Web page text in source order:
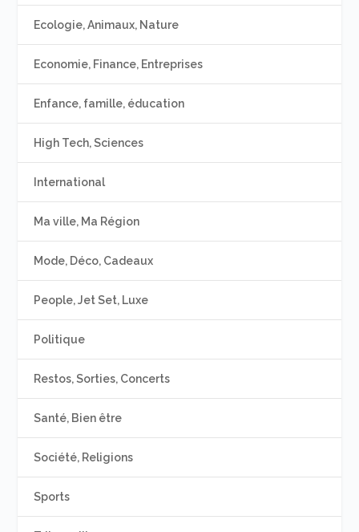
Ecologie, Animaux, Nature
Economie, Finance, Entreprises
Enfance, famille, éducation
High Tech, Sciences
International
Ma ville, Ma Région
Mode, Déco, Cadeaux
People, Jet Set, Luxe
Politique
Restos, Sorties, Concerts
Santé, Bien être
Société, Religions
Sports